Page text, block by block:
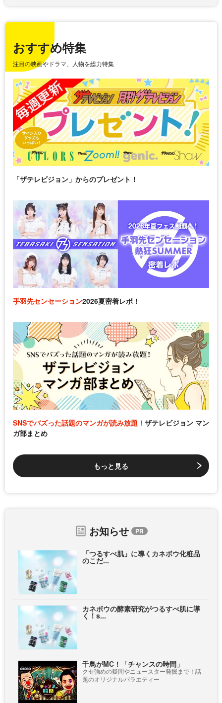
おすすめ特集
注目の映画やドラマ、人物を総力特集
「ザテレビジョン」からのプレゼント！
手羽先センセーション2026夏密着レポ！
SNSでバズった話題のマンガが読み放題！ ザテレビジョン マン
ガ部まとめ
もっと見る
お知らせ
「つるすべ肌」に導くカネボウ化粧品
のこだ...
カネボウの酵素研究がつるすべ肌に導
く！s...
千鳥がMC！「チャンスの時間」
クセ強めの疑問やニュースター発掘まで！話
題のオリジナルバラエティー